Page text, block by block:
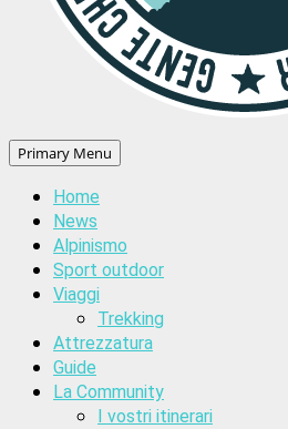
Primary Menu
Home
News
Alpinismo
Sport outdoor
Viaggi
Trekking
Attrezzatura
Guide
La Community
I vostri itinerari